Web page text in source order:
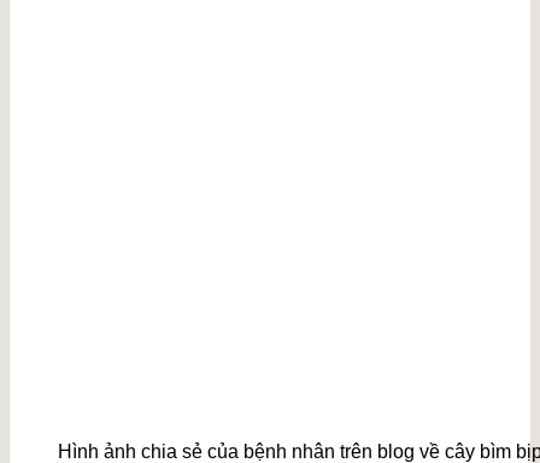
Hình ảnh chia sẻ của bệnh nhân trên blog về cây bìm